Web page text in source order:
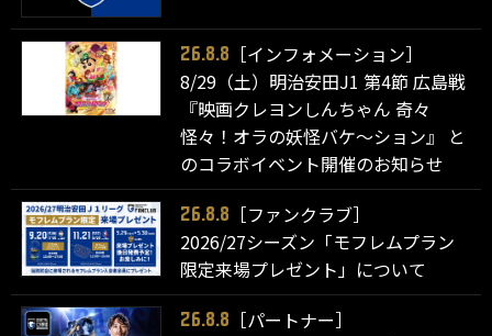
26.8.8
［インフォメーション］
8/29（土）明治安田J1 第4節 広島戦
『映画クレヨンしんちゃん 奇々
怪々！オラの妖怪バケ～ション』 と
のコラボイベント開催のお知らせ
26.8.8
［ファンクラブ］
2026/27シーズン「モフレムプラン
限定来場プレゼント」について
26.8.8
［パートナー］